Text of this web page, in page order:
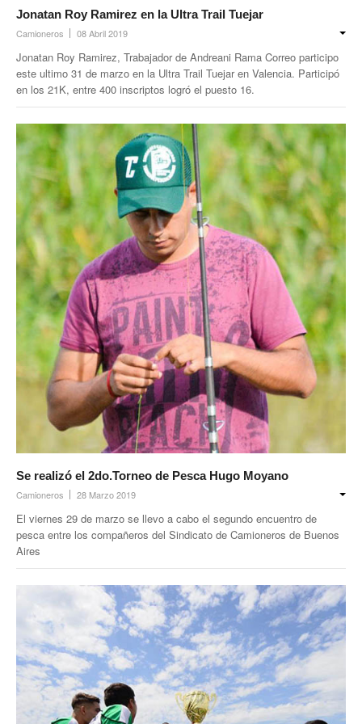
Noticias gremiales
Atención Transitoria de Anses ULAT
CCT 40/89
Psicofísico
Obra social
Oschoca
Autoridades obra social
Clínicas de atención
Seccionales oschoca
Consultorios externos
Prevención
Medicamentos
Formularios
Beneficios
Farmacias
Autorizaciones PMI
Autorizaciones
Requisitos fertilidad
Credencial digital OSCHOCA
Coseguros y Exenciones
Jonatan Roy Ramirez en la Ultra Trail Tuejar
Camioneros 08 Abril 2019
Jonatan Roy Ramirez, Trabajador de Andreani Rama Correo participo
este ultimo 31 de marzo en la Ultra Trail Tuejar en Valencia. Participó
en los 21K, entre 400 inscriptos logró el puesto 16.
Se realizó el 2do.Torneo de Pesca Hugo Moyano
Camioneros 28 Marzo 2019
El viernes 29 de marzo se llevo a cabo el segundo encuentro de
pesca entre los compañeros del Sindicato de Camioneros de Buenos
Aires